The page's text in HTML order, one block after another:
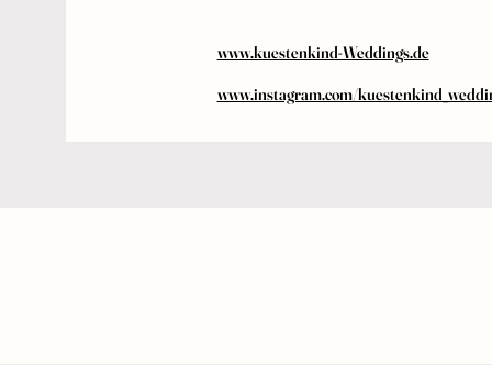
www.kuestenkind-Weddings.de
www.instagram.com/